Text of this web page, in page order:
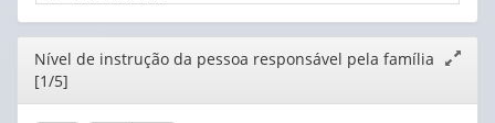
45 a 49 anos
50 a 54 anos
55 a 59 anos
Editor
Nível de instrução da pessoa responsável pela família
[1/5]